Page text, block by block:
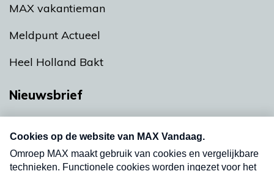
MAX vakantieman
Meldpunt Actueel
Heel Holland Bakt
Nieuwsbrief
Neem hier een gratis abonnement op onze
nieuwsbrief. Elke vrijdag- en dinsdagochtend in
uw mailbox.